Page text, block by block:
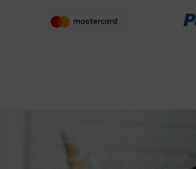
IHRE VORTEILE
Immer persönliche Betreuung statt Callcenter